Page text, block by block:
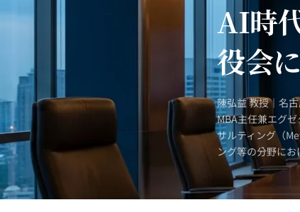
AI時
役会
陳弘益 教授｜名
MBA主任兼エグ
サルティング（
ング等の分野に